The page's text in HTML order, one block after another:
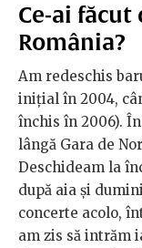
Ce-ai
România?
Am redeschis
iniţial în 2004,
închis în 2006).
lângă Gara de
Deschideam la
după aia şi
concerte acolo,
am zis să intrăm